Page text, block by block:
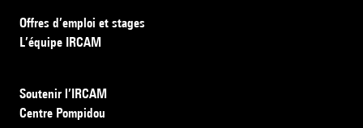
Offres d’emploi et stages
L’équipe IRCAM
Soutenir l’IRCAM
Centre Pompidou